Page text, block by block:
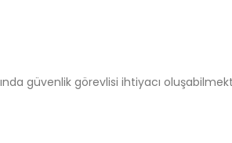
güvenlik görevlisi ihtiyacı